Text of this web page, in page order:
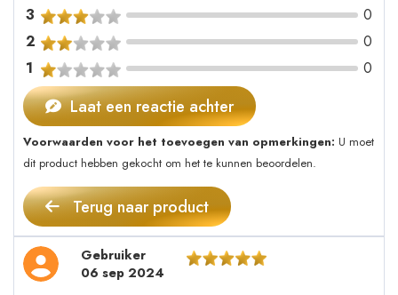
3
0
2
0
1
0
Laat een reactie achter
Voorwaarden voor het toevoegen van opmerkingen: U moet
dit product hebben gekocht om het te kunnen beoordelen.
Terug naar product
Gebruiker
06 sep 2024